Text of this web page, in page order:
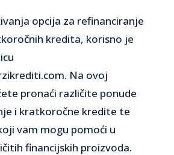
opcija za refinanciranje
kredita, korisno je
Na ovoj
pronaći različite ponude
i kratkoročne kredite te
vam mogu pomoći u
financijskih proizvoda.